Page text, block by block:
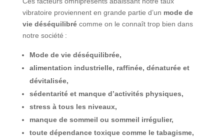
vibratoire proviennent en grande partie d’un mode de
vie déséquilibrécomme on le connaît trop bien dans
notre société :
Mode de vie déséquilibrée,
alimentation industrielle, raffinée, dénaturée et
dévitalisée,
sédentarité et manque d’activités physiques,
stress à tous les niveaux,
manque de sommeil ou sommeil irrégulier,
toute dépendance toxique comme le tabagisme,